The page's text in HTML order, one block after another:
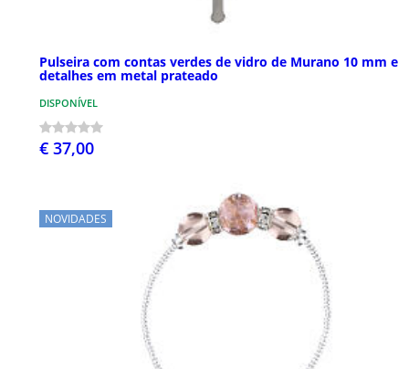
Pulseira com contas verdes de vidro de Murano 10 mm e
detalhes em metal prateado
DISPONÍVEL
€ 37,00
NOVIDADES